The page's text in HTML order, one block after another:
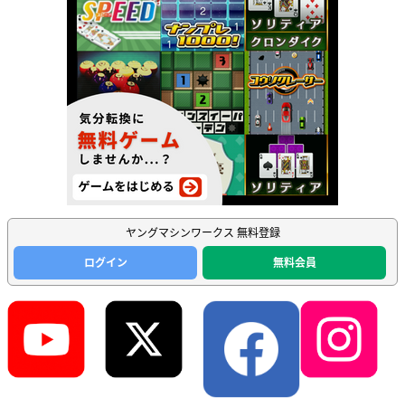
ヤングマシンワークス 無料登録
ログイン
無料会員